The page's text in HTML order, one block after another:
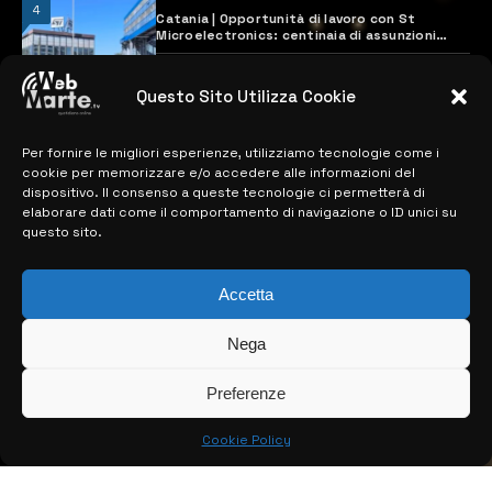
Questo Sito Utilizza Cookie
Per fornire le migliori esperienze, utilizziamo tecnologie come i
cookie per memorizzare e/o accedere alle informazioni del
dispositivo. Il consenso a queste tecnologie ci permetterà di
elaborare dati come il comportamento di navigazione o ID unici su
questo sito.
Accetta
Nega
Preferenze
Cookie Policy
4
Catania | Opportunità di lavoro con St
Microelectronics: centinaia di assunzioni
previste
MAPPA DEL SITO
> NOTIZIE